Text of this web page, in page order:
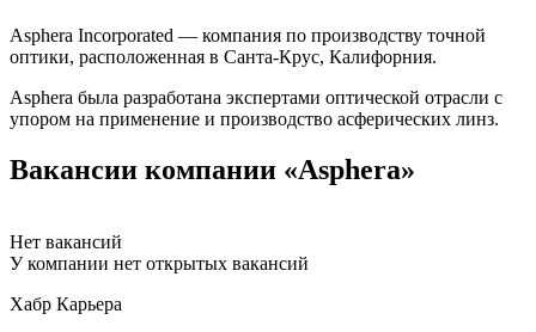
Asphera Incorporated — компания по производству точной
оптики, расположенная в Санта-Крус, Калифорния.
Asphera была разработана экспертами оптической отрасли с
упором на применение и производство асферических линз.
Вакансии компании «Asphera»
Нет вакансий
У компании нет открытых вакансий
Хабр Карьера